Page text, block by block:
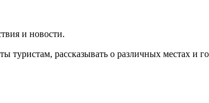
и новости.
туристам, рассказывать о различных местах